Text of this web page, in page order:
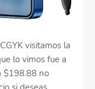
visitamos la
lo vimos fue a
$198.88 no